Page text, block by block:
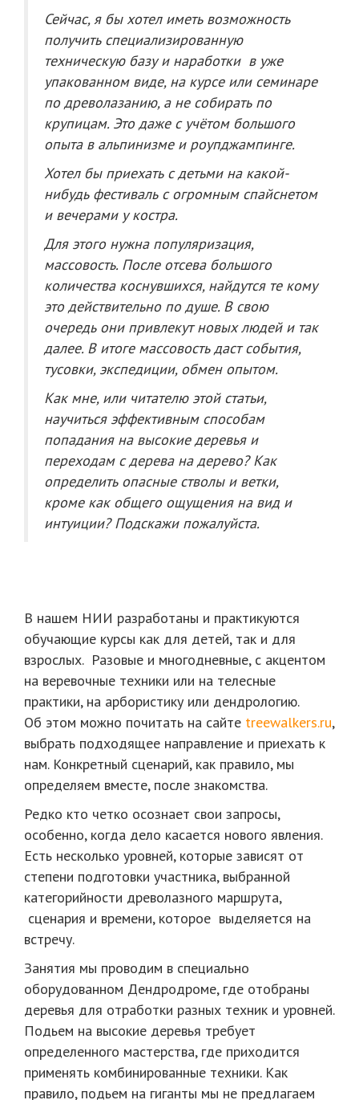
Сейчас, я бы хотел иметь возможность
получить специализированную
техническую базу и наработки в уже
упакованном виде, на курсе или семинаре
по древолазанию, а не собирать по
крупицам. Это даже с учётом большого
опыта в альпинизме и роупджампинге.
Хотел бы приехать с детьми на какой-
нибудь фестиваль с огромным спайснетом
и вечерами у костра.
Для этого нужна популяризация,
массовость. После отсева большого
количества коснувшихся, найдутся те кому
это действительно по душе. В свою
очередь они привлекут новых людей и так
далее. В итоге массовость даст события,
тусовки, экспедиции, обмен опытом.
Как мне, или читателю этой статьи,
научиться эффективным способам
попадания на высокие деревья и
переходам с дерева на дерево? Как
определить опасные стволы и ветки,
кроме как общего ощущения на вид и
интуиции? Подскажи пожалуйста.
В нашем НИИ разработаны и практикуются
обучающие курсы как для детей, так и для
взрослых. Разовые и многодневные, с акцентом
на веревочные техники или на телесные
практики, на арбористику или дендрологию.
Об этом можно почитать на сайте treewalkers.ru,
выбрать подходящее направление и приехать к
нам. Конкретный сценарий, как правило, мы
определяем вместе, после знакомства.
Редко кто четко осознает свои запросы,
особенно, когда дело касается нового явления.
Есть несколько уровней, которые зависят от
степени подготовки участника, выбранной
категорийности древолазного маршрута,
сценария и времени, которое выделяется на
встречу.
Занятия мы проводим в специально
оборудованном Дендродроме, где отобраны
деревья для отработки разных техник и уровней.
Подьем на высокие деревья требует
определенного мастерства, где приходится
применять комбинированные техники. Как
правило, подьем на гиганты мы не предлагаем